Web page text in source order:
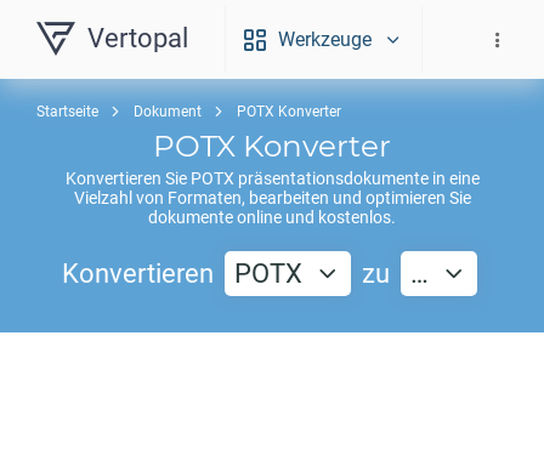
Vertopal Werkzeuge
Startseite Dokument POTX Konverter
POTX Konverter
Konvertieren Sie POTX präsentationsdokumente in eine
Vielzahl von Formaten, bearbeiten und optimieren Sie
dokumente online und kostenlos.
Konvertieren POTX zu …